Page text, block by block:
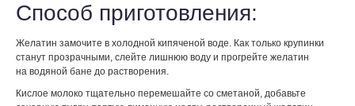
Способ приготовления:
Желатин замочите в холодной кипяченой воде. Как только крупинки
станут прозрачными, слейте лишнюю воду и прогрейте желатин
на водяной бане до растворения.
Кислое молоко тщательно перемешайте со сметаной, добавьте